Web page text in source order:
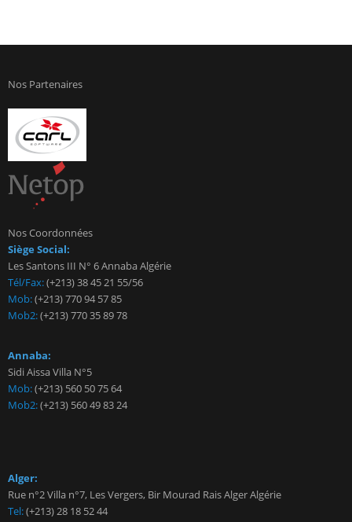
Nos Partenaires
Nos Coordonnées
Siège Social:
Les Santons III N° 6 Annaba Algérie
Tél/Fax:(+213) 38 45 21 55/56
Mob:(+213) 770 94 57 85
Mob2:(+213) 770 35 89 78
Annaba:
Sidi Aissa Villa N°5
Mob:(+213) 560 50 75 64
Mob2:(+213) 560 49 83 24
Alger:
Rue n°2 Villa n°7, Les Vergers, Bir Mourad Rais Alger Algérie
Tel:(+213) 28 18 52 44